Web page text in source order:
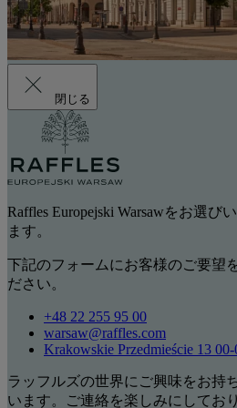
閉じる
Raffles Europejski Warsawをお選び
ます。
下記のフォームにお客様のご要望
ださい。
+48 22 255 95 00
warsaw@raffles.com
Krakowskie Przedmieście 13
ラッフルズの世界にご興味をお持
います。ご連絡を楽しみにしてお